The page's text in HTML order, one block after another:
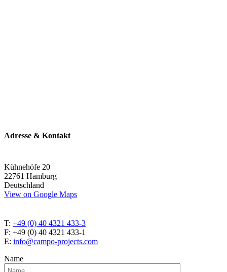
Adresse & Kontakt
Kühnehöfe 20
22761 Hamburg
Deutschland
View on Google Maps
T: +49 (0) 40 4321 433-3
F: +49 (0) 40 4321 433-1
E: info@campo-projects.com
Name